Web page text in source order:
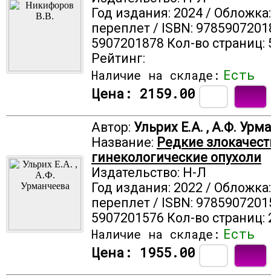
Год издания: 2024 /
переплет / ISBN:
5907201878 Кол-во страниц:
Рейтинг:
Наличие на складе: Есть
Цена: 2159.00
Автор: Ульрих Е.А. , А.Ф.
Название: Редкие
гинекологические опухоли
Издательство: Н-Л
Год издания: 2022 /
переплет / ISBN:
5907201576 Кол-во страниц:
Наличие на складе: Есть
Цена: 1955.00